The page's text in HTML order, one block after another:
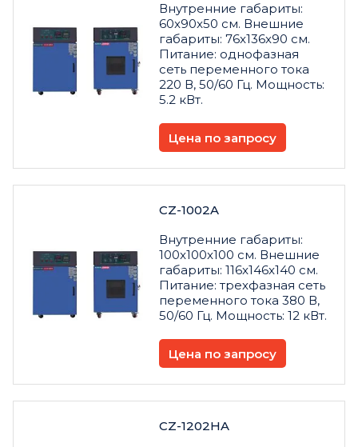
Внутренние габариты:
60x90x50 см. Внешние
габариты: 76x136x90 см.
Питание: однофазная
сеть переменного тока
220 В, 50/60 Гц. Мощность:
5.2 кВт.
Цена по запросу
CZ-1002A
Внутренние габариты:
100x100x100 см. Внешние
габариты: 116x146x140 см.
Питание: трехфазная сеть
переменного тока 380 В,
50/60 Гц. Мощность: 12 кВт.
Цена по запросу
CZ-1202HA